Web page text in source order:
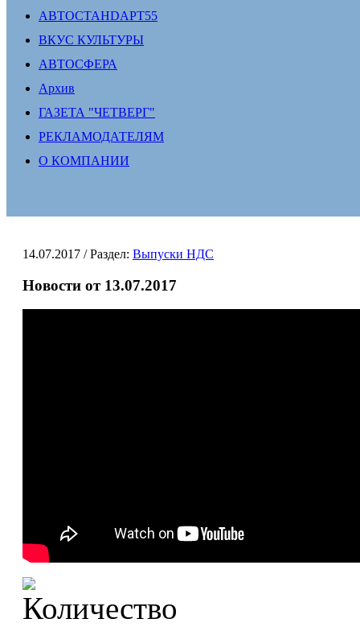
АВТОСТАНDАРТ55
ВКУС КУЛЬТУРЫ
АВТОСФЕРА
Архив
ГАЗЕТА "ЧЕТВЕРГ"
РЕКЛАМОДАТЕЛЯМ
О КОМПАНИИ
14.07.2017 / Раздел: Выпуски НДС
Новости от 13.07.2017